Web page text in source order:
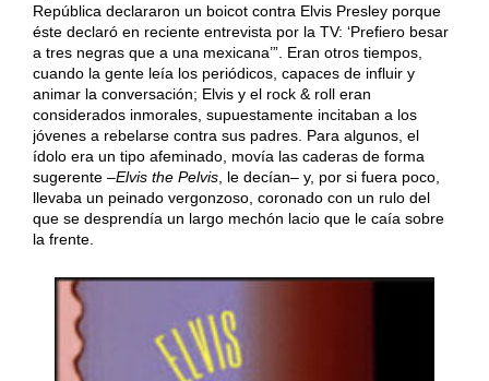
República declararon un boicot contra Elvis Presley porque
éste declaró en reciente entrevista por la TV: ‘Prefiero besar
a tres negras que a una mexicana’”. Eran otros tiempos,
cuando la gente leía los periódicos, capaces de influir y
animar la conversación; Elvis y el rock & roll eran
considerados inmorales, supuestamente incitaban a los
jóvenes a rebelarse contra sus padres. Para algunos, el
ídolo era un tipo afeminado, movía las caderas de forma
sugerente –Elvis the Pelvis, le decían– y, por si fuera poco,
llevaba un peinado vergonzoso, coronado con un rulo del
que se desprendía un largo mechón lacio que le caía sobre
la frente.